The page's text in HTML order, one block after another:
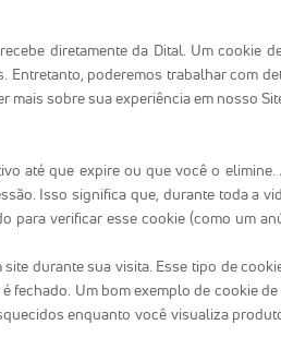
diretamente da Dital. Um cookie
poderemos trabalhar com
sobre sua experiência em nosso
até que expire ou que você o
Isso significa que, durante toda a
verificar esse cookie (como um
durante sua visita. Esse tipo de
Um bom exemplo de cookie
enquanto você visualiza